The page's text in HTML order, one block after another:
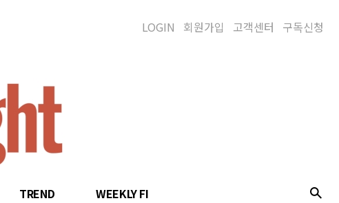
TREND WEEKLY FI
LOGIN 회원가입 고객센터 구독신청